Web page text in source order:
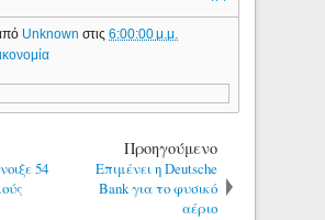
Unknownστις6:00:00 μ.μ.
54
Προηγούμενο
Επιμένει η Deutsche
Bank για το φυσικό
αέριο